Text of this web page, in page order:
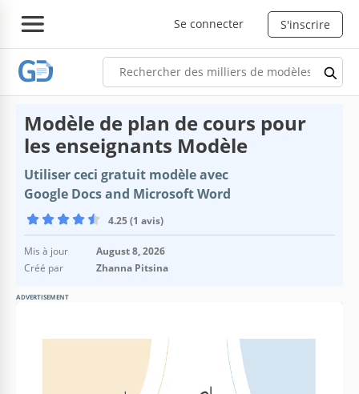
Se connecter S'inscrire
Modèle de plan de cours pour
les enseignants Modèle
Utiliser ceci gratuit modèle avec
Google Docs and Microsoft Word
4.25 (1 avis)
Mis à jour
August 8, 2026
Créé par
Zhanna Pitsina
ADVERTISEMENT